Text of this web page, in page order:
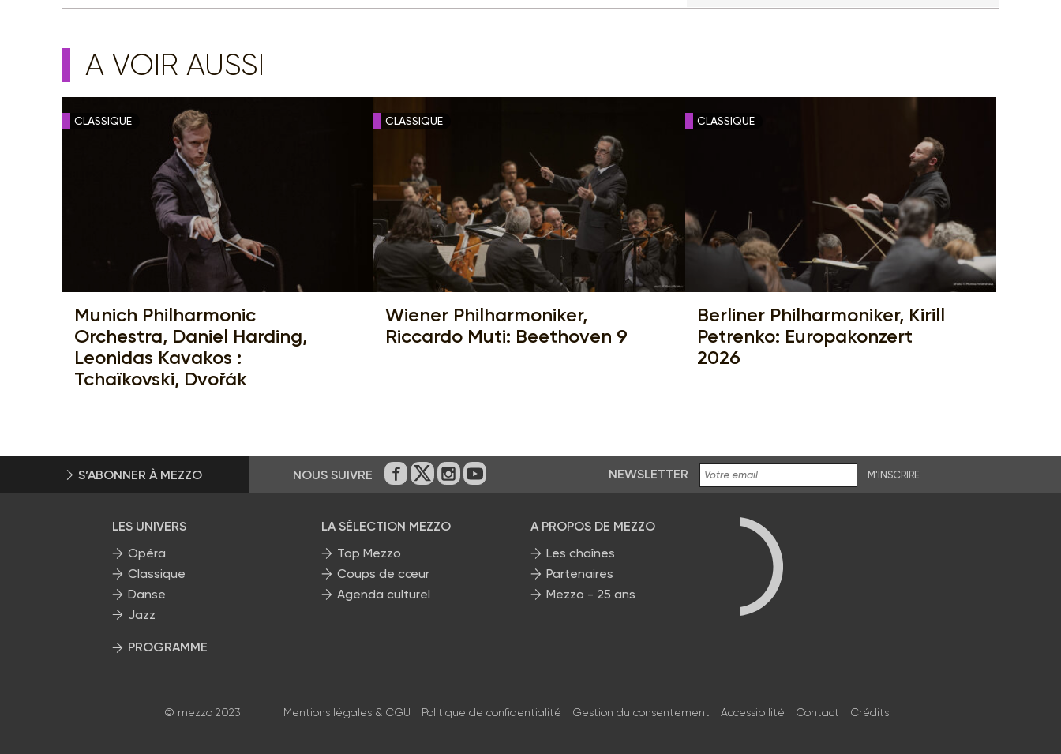
A VOIR AUSSI
CLASSIQUE
Munich Philharmonic
Orchestra, Daniel Harding,
Leonidas Kavakos :
Tchaïkovski, Dvořák
CLASSIQUE
Wiener Philharmoniker,
Riccardo Muti: Beethoven 9
CLASSIQUE
Berliner Philharmoniker, Kirill
Petrenko: Europakonzert
2026
S’ABONNER À MEZZO NOUS SUIVRE Sur Facebook
Sur Twitter
Sur Instagram
Sur Youtube NEWSLETTER M'INSCRIRE
LES UNIVERS
Opéra
Classique
Danse
Jazz
PROGRAMME
LA SÉLECTION MEZZO
Top Mezzo
Coups de cœur
Agenda culturel
A PROPOS DE MEZZO
Les chaînes
Partenaires
Mezzo - 25 ans
© mezzo 2023 Mentions légales & CGU Politique de confidentialité Gestion du consentement Accessibilité Contact Crédits